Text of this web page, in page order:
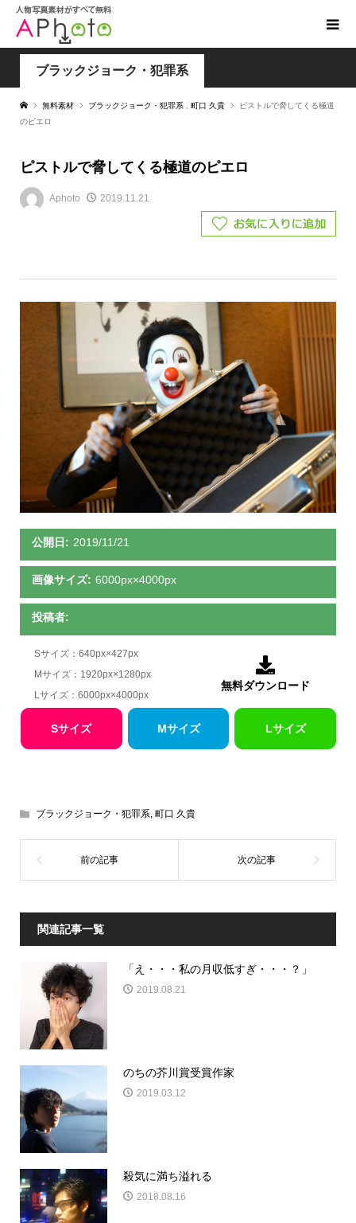
ブラックジョーク・犯罪系
無料素材 ブラックジョーク・犯罪系 町口 久貴
ピストルで脅してくる極道
のピエロ
ピストルで脅してくる極道のピエロ
Aphoto 2019.11.21
公開日: 2019/11/21
画像サイズ: 6000px×4000px
投稿者:
Sサイズ：640px×427px
Mサイズ：1920px×1280px
Lサイズ：6000px×4000px

無料ダウンロード
Sサイズ Mサイズ Lサイズ
ブラックジョーク・犯罪系, 町口 久貴
関連記事一覧
「え・・・私の月収低すぎ・・・？」
2019.08.21
のちの芥川賞受賞作家
2019.03.12
殺気に満ち溢れる
2018.08.16